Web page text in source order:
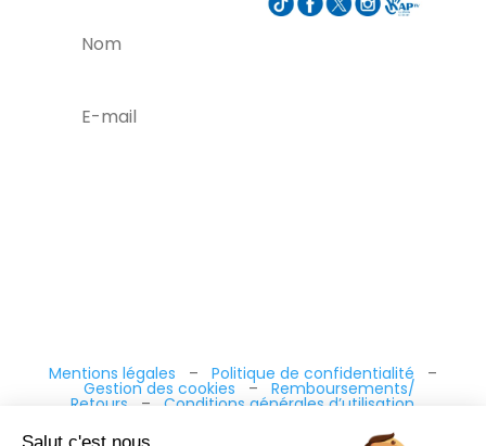
Mentions légales – Politique de confidentialité–
Gestion des cookies – Remboursements/
Retours –Conditions générales d’utilisation